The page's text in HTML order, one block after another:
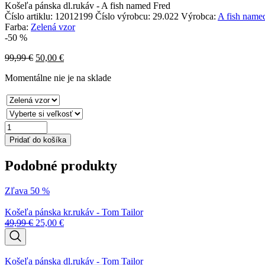
Košeľa pánska dl.rukáv - A fish named Fred
Číslo artiklu: 12012199 Číslo výrobcu: 29.022 Výrobca: A fish
Farba: Zelená vzor
-50 %
99,99€ 50,00 €
Momentálne nie je na sklade
množstvo
Košeľa
pánska
-
fish
Fred
Pridať do košíka
Podobné produkty
Zľava 50 %
Košeľa pánska kr.rukáv - Tom Tailor
49,99€ 25,00 €
Košeľa pánska dl.rukáv - Tom Tailor